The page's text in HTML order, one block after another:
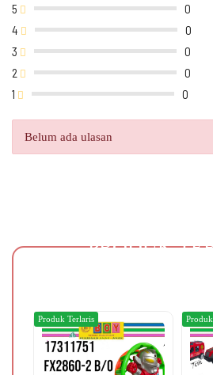
5
0
4
0
3
0
2
0
1
0
Belum ada ulasan
PRODUK
Produk Terlaris